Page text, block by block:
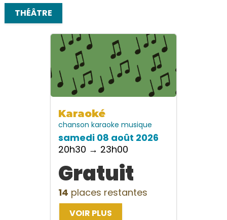
THÉÂTRE
Karaoké
chanson karaoke musique
samedi 08 août 2026
20h30 → 23h00
Gratuit
14 places restantes
VOIR PLUS